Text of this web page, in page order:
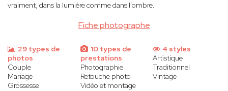
Fiche photographe
vraiment, dans la lumière comme dans l’ombre.
29 types de
photos
Couple
Mariage
Grossesse
10 types de
prestations
Photographie
Retouche photo
Vidéo et montage
4 styles
Artistique
Traditionnel
Vintage